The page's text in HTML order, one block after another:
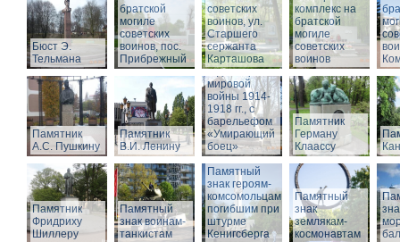
Бюст Э.
Тельмана
братской
могиле
советских
воинов, пос.
Прибрежный
советских
воинов, ул.
Старшего
сержанта
Карташова
комплекс на
братской
могиле
советских
воинов
Памятник
А.С. Пушкину
Памятник
В.И. Ленину
Памятник
воинам,
погибшим в
годы Первой
мировой
войны 1914-
1918 гг., с
барельефом
«Умирающий
боец»
Памятник
Герману
Клаассу
Памятник
Фридриху
Шиллеру
Памятный
знак воинам-
танкистам
Памятный
знак героям-
комсомольцам,
погибшим при
штурме
Кенигсберга
Памятный
знак
землякам-
космонавтам